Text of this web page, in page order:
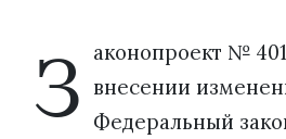
З аконопроект №
внесении
Федеральный